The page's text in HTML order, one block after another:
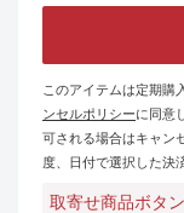
このアイテムは定期購
ンセルポリシーに同意
可される場合はキャン
度、日付で選択した決
取寄せ商品ボタ